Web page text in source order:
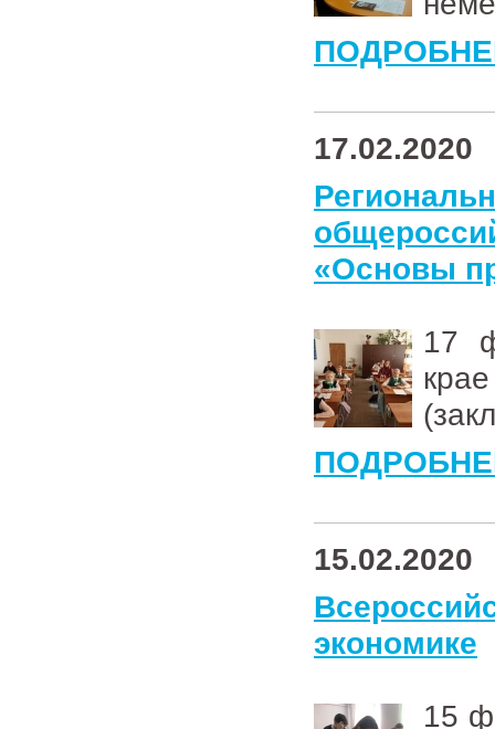
17.02.2020
«Основы
17
15.02.2020
экономике
15